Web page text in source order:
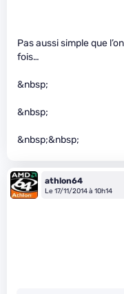
Pas aussi simple que
fois…
&nbsp;
&nbsp;
&nbsp;&nbsp;
athlon64
Le 17/11/2014 à 10h14